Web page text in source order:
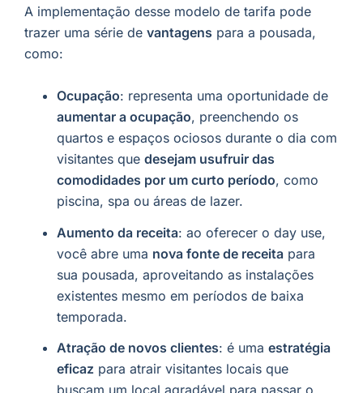
A implementação desse modelo de tarifa pode
trazer uma série de vantagens para a pousada,
como:
Ocupação: representa uma oportunidade de
aumentar a ocupação, preenchendo os
quartos e espaços ociosos durante o dia com
visitantes que desejam usufruir das
comodidades por um curto período, como
piscina, spa ou áreas de lazer.
Aumento da receita: ao oferecer o day use,
você abre uma nova fonte de receita para
sua pousada, aproveitando as instalações
existentes mesmo em períodos de baixa
temporada.
Atração de novos clientes: é uma estratégia
eficaz para atrair visitantes locais que